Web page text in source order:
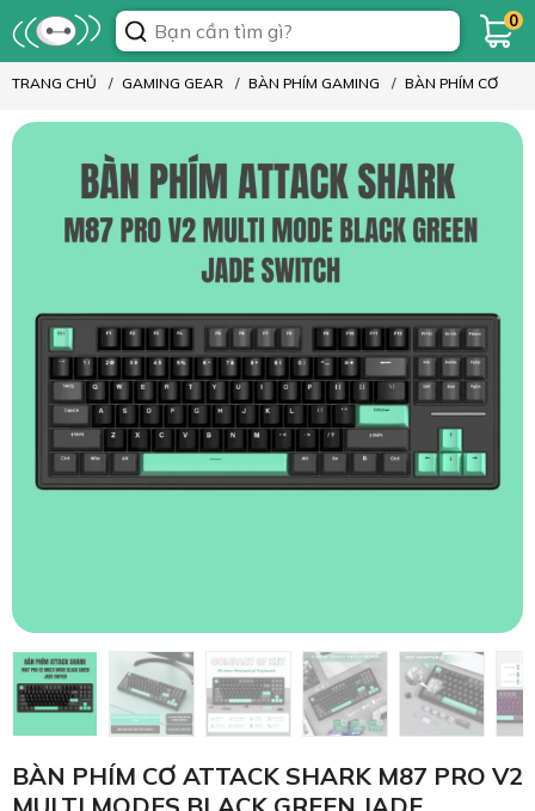
0
TRANG CHỦ GAMING GEAR BÀN PHÍM GAMING BÀN PHÍM CƠ
BÀN PHÍM CƠ ATTACK SHARK M87 PRO V2